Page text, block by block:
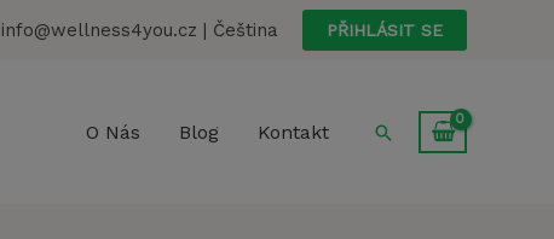
info@wellness4you.cz | Čeština PŘIHLÁSIT SE
O Nás Blog Kontakt Hledat
20